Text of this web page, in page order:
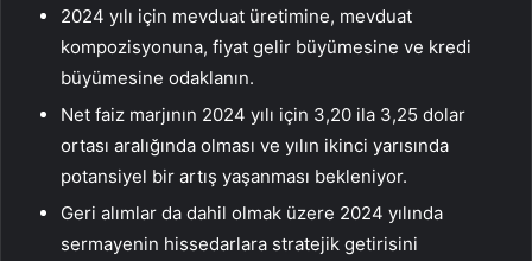
2024 yılı için mevduat üretimine, mevduat
kompozisyonuna, fiyat gelir büyümesine ve kredi
büyümesine odaklanın.
Net faiz marjının 2024 yılı için 3,20 ila 3,25 dolar
ortası aralığında olması ve yılın ikinci yarısında
potansiyel bir artış yaşanması bekleniyor.
Geri alımlar da dahil olmak üzere 2024 yılında
sermayenin hissedarlara stratejik getirisini